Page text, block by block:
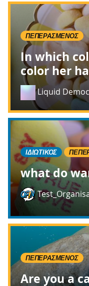
ΠΕΠΕΡΑΣΜΈΝΟΣ
In which
color her
Liquid
ΙΔΙΩΤΙΚΌΣ
what do
ΠΕΠΕΡΑΣΜΈΝΟΣ
Are you a